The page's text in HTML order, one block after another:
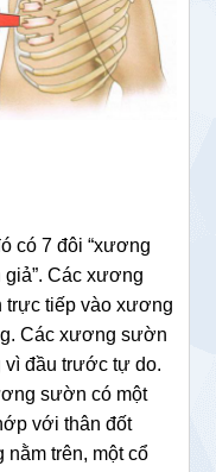
có 7 đôi “xương
Các xương
tiếp vào xương
Các xương sườn
đầu trước tự do.
sườn có một
với thân đốt
trên, một cổ